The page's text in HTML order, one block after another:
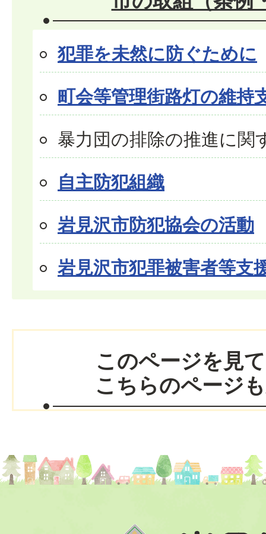
犯罪を未然に防ぐために
町会等管理街路灯の維持
暴力団の排除の推進に関
自主防犯組織
岩見沢市防犯協会の活動
岩見沢市犯罪被害者等支
このページを見
こちらのページ